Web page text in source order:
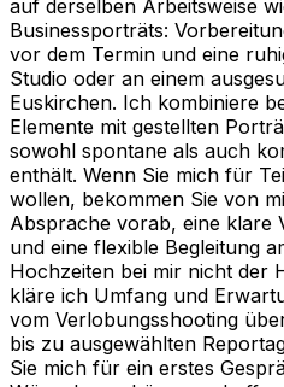
auf derselben Arbeitsweise
Businessporträts:
vor dem Termin und eine
Studio oder an einem
Euskirchen. Ich kombiniere
Elemente mit gestellten
sowohl spontane als auch
enthält. Wenn Sie mich für
wollen, bekommen Sie von
Absprache vorab, eine klare
und eine flexible Begleitung
Hochzeiten bei mir nicht der
kläre ich Umfang und
vom Verlobungsshooting
bis zu ausgewählten
Sie mich für ein erstes